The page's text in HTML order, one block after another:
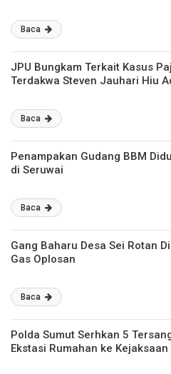
Baca
JPU Bungkam Terkait Kasus
Terdakwa Steven Jauhari Hiu
Baca
Penampakan Gudang BBM
di Seruwai
Baca
Gang Baharu Desa Sei Rotan
Gas Oplosan
Baca
Polda Sumut Serhkan 5
Ekstasi Rumahan ke Kejaksaan